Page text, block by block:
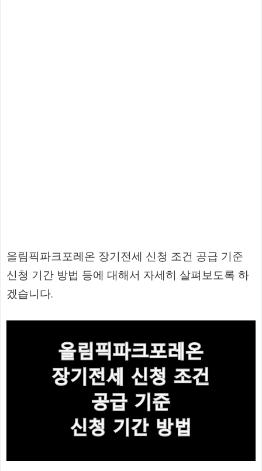
올림픽파크포레온 장기전세 신청 조건 공급 기준
신청 기간 방법 등에 대해서 자세히 살펴보도록 하
겠습니다.